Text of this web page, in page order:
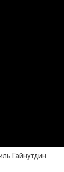
Гайнутдин